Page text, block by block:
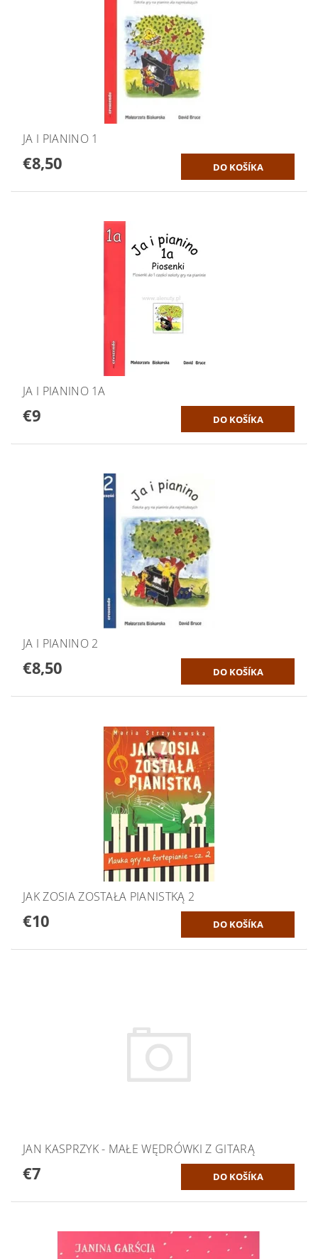
JA I PIANINO 1
€8,50
JA I PIANINO 1A
€9
JA I PIANINO 2
€8,50
JAK ZOSIA ZOSTAŁA PIANISTKĄ 2
€10
JAN KASPRZYK - MAŁE WĘDRÓWKI Z GITARĄ
€7